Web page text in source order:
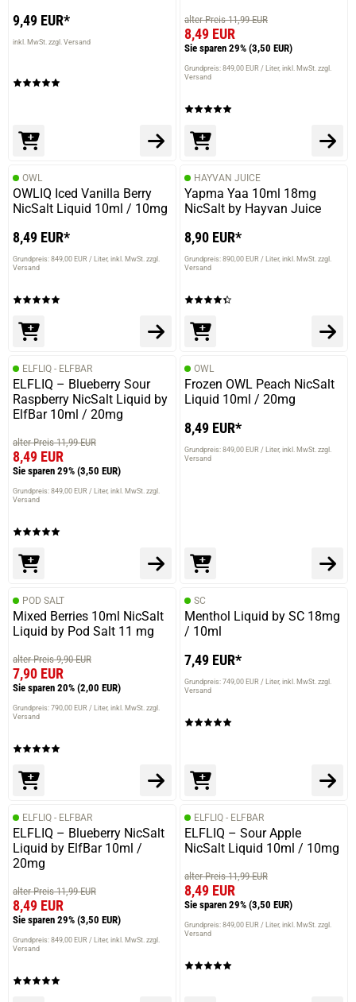
9,49 EUR*
inkl. MwSt. zzgl. Versand
alter Preis 11,99 EUR
8,49 EUR
Sie sparen 29% (3,50 EUR)
Grundpreis: 849,00 EUR / Liter inkl. MwSt. zzgl.
Versand
OWL
OWLIQ Iced Vanilla Berry
NicSalt Liquid 10ml / 10mg
8,49 EUR*
Grundpreis: 849,00 EUR / Liter inkl. MwSt. zzgl.
Versand
HAYVAN JUICE
Yapma Yaa 10ml 18mg
NicSalt by Hayvan Juice
8,90 EUR*
Grundpreis: 890,00 EUR / Liter inkl. MwSt. zzgl.
Versand
ELFLIQ - ELFBAR
ELFLIQ – Blueberry Sour
Raspberry NicSalt Liquid by
ElfBar 10ml / 20mg
alter Preis 11,99 EUR
8,49 EUR
Sie sparen 29% (3,50 EUR)
Grundpreis: 849,00 EUR / Liter inkl. MwSt. zzgl.
Versand
OWL
Frozen OWL Peach NicSalt
Liquid 10ml / 20mg
8,49 EUR*
Grundpreis: 849,00 EUR / Liter inkl. MwSt. zzgl.
Versand
POD SALT
Mixed Berries 10ml NicSalt
Liquid by Pod Salt 11 mg
alter Preis 9,90 EUR
7,90 EUR
Sie sparen 20% (2,00 EUR)
Grundpreis: 790,00 EUR / Liter inkl. MwSt. zzgl.
Versand
SC
Menthol Liquid by SC 18mg
/ 10ml
7,49 EUR*
Grundpreis: 749,00 EUR / Liter inkl. MwSt. zzgl.
Versand
ELFLIQ - ELFBAR
ELFLIQ – Blueberry NicSalt
Liquid by ElfBar 10ml /
20mg
alter Preis 11,99 EUR
8,49 EUR
Sie sparen 29% (3,50 EUR)
Grundpreis: 849,00 EUR / Liter inkl. MwSt. zzgl.
Versand
ELFLIQ - ELFBAR
ELFLIQ – Sour Apple
NicSalt Liquid 10ml / 10mg
alter Preis 11,99 EUR
8,49 EUR
Sie sparen 29% (3,50 EUR)
Grundpreis: 849,00 EUR / Liter inkl. MwSt. zzgl.
Versand